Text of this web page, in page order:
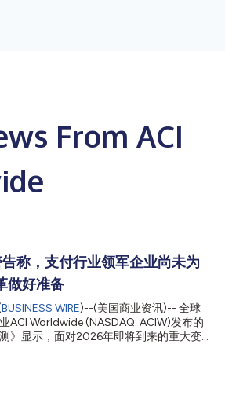
From ACI
称，支付行业领军企业尚未为
做好准备
BUSINESS WIRE)--(美国商业资讯)-- 全球
ACI Worldwide (NASDAQ: ACIW)发布的
》显示，面对2026年即将到来的重大变
式、安全支付的需求激增，支付行业正迈